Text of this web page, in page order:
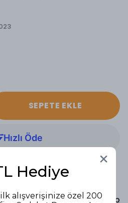
SEPETE EKLE
Yorum Yap
Hediye
alışverişinize özel 200